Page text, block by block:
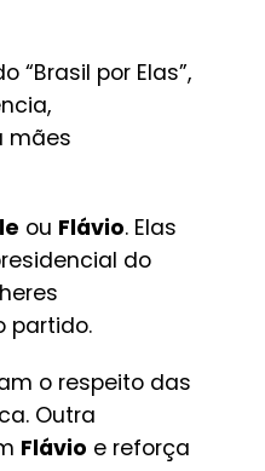
por Elas”,
mães
ou Flávio. Elas
do
partido.
o respeito das
Outra
Flávio e reforça